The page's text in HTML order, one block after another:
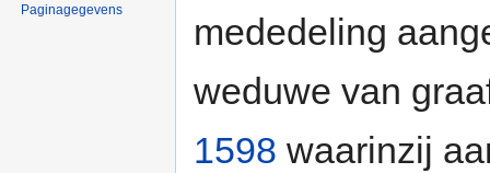
mededeling
weduwe van
1598 waarinzij
Paginagegevens